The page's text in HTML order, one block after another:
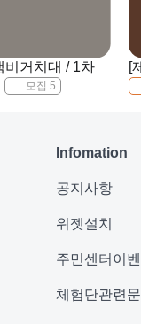
비거치대 / 1차
모집 5
[
Infomation
공지사항
위젯설치
주민센터이
체험단관련문